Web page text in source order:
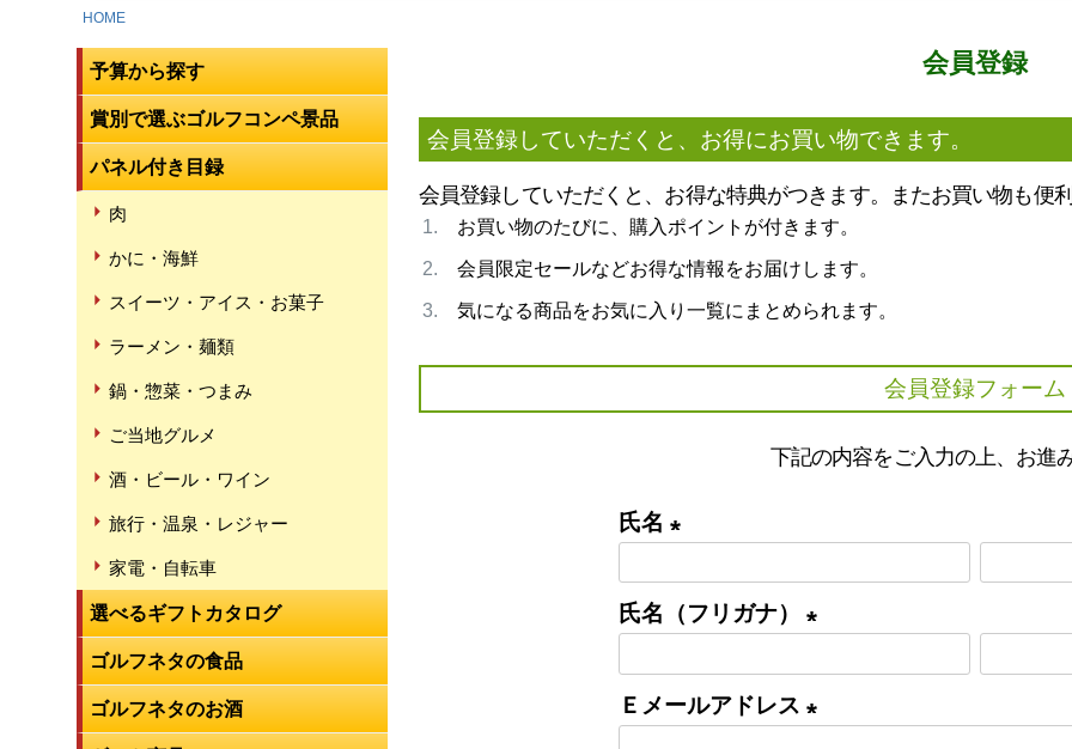
HOME
予算から探す
賞別で選ぶゴルフコンペ景品
パネル付き目録
肉
かに・海鮮
スイーツ・アイス・お菓子
ラーメン・麺類
鍋・惣菜・つまみ
ご当地グルメ
酒・ビール・ワイン
旅行・温泉・レジャー
家電・自転車
選べるギフトカタログ
ゴルフネタの食品
ゴルフネタのお酒
会員登録
会員登録していただくと、お得にお買い物できます。
会員登録していただくと、お得な特典がつきます。またお買い物も便利
お買い物のたびに、購入ポイントが付きます。
会員限定セールなどお得な情報をお届けします。
気になる商品をお気に入り一覧にまとめられます。
会員登録フォーム
下記の内容をご入力の上、お進
氏名
必
氏名（フリガナ）
必
Ｅメールアドレス